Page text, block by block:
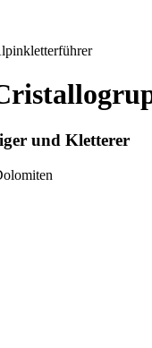
und Kletterer